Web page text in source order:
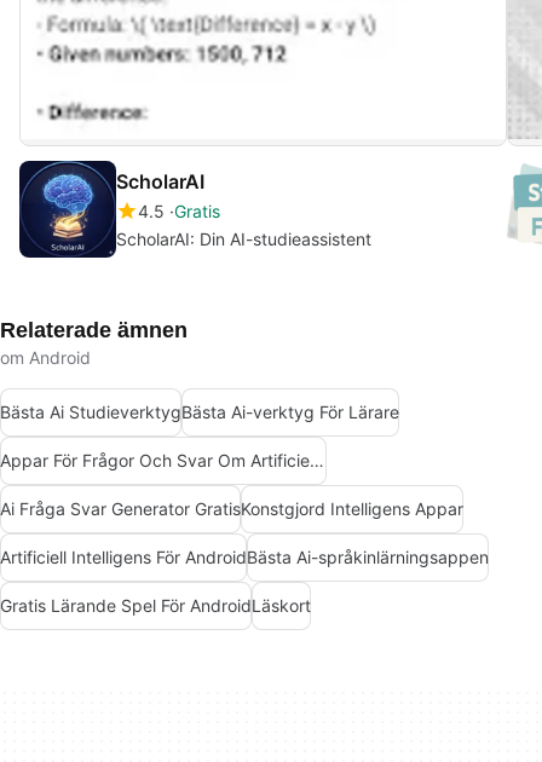
ScholarAI
4.5 Gratis
ScholarAI: Din AI-studieassistent
Relaterade ämnen
om Android
Bästa Ai StudieverktygBästa Ai-verktyg För Lärare
Appar För Frågor Och Svar Om Artificiell Intelligens
Ai Fråga Svar Generator GratisKonstgjord Intelligens Appar
Artificiell Intelligens För AndroidBästa Ai-språkinlärningsappen
Gratis Lärande Spel För AndroidLäskort